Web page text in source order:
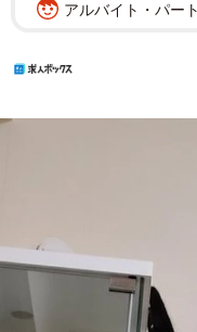
アルバイト・パー